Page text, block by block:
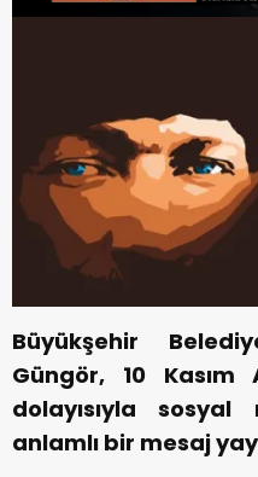
Büyükşehir
Güngör, 10 Kasım
dolayısıyla sosyal
anlamlı bir mesaj